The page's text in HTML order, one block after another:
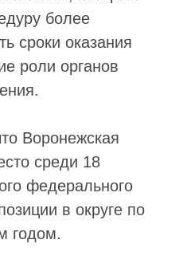
более
сроки оказания
роли органов
Воронежская
среди 18
федерального
в округе по
годом.